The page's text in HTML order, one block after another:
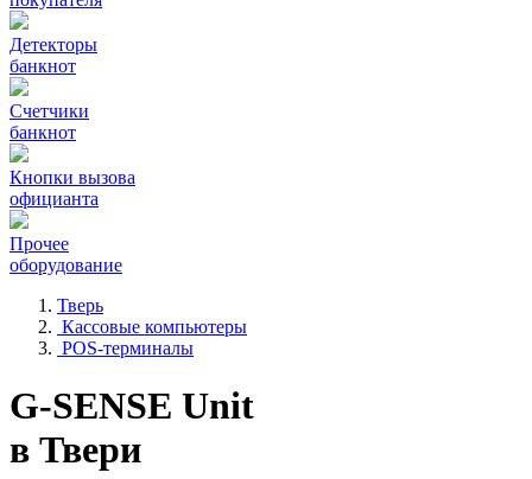
Детекторы
банкнот
Счетчики
банкнот
Кнопки вызова
официанта
Прочее
оборудование
Тверь
Кассовые компьютеры
POS-терминалы
G-SENSE Unit
в Твери